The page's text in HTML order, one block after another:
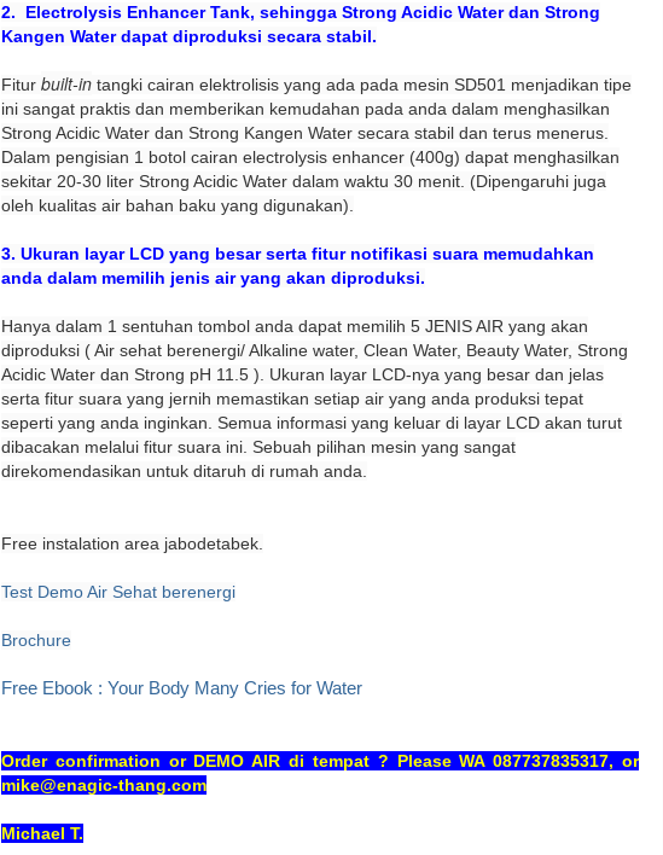
2.
Electrolysis Enhancer Tank, sehingga Strong Acidic Water dan Strong
Kangen Water dapat diproduksi secara stabil.
Fitur built-in tangki cairan elektrolisis yang ada pada mesin SD501 menjadikan tipe
ini sangat praktis dan memberikan kemudahan pada anda dalam menghasilkan
Strong Acidic Water dan Strong Kangen Water secara stabil dan terus menerus.
Dalam pengisian 1 botol cairan electrolysis enhancer (400g) dapat menghasilkan
sekitar 20-30 liter Strong Acidic Water dalam waktu 30 menit. (Dipengaruhi juga
oleh kualitas air bahan baku yang digunakan).
3. Ukuran layar LCD yang besar serta fitur notifikasi suara memudahkan
anda dalam memilih jenis air yang akan diproduksi.
Hanya dalam 1 sentuhan tombol anda dapat memilih 5 JENIS AIR yang akan
diproduksi ( Air sehat berenergi/ Alkaline water, Clean Water, Beauty Water, Strong
Acidic Water dan Strong pH 11.5 ). Ukuran layar LCD-nya yang besar dan jelas
serta fitur suara yang jernih memastikan setiap air yang anda produksi tepat
seperti yang anda inginkan. Semua informasi yang keluar di layar LCD akan turut
dibacakan melalui fitur suara ini. Sebuah pilihan mesin yang sangat
direkomendasikan untuk ditaruh di rumah anda.
Free instalation area jabodetabek.
Test Demo Air Sehat berenergi
Brochure
Free Ebook : Your Body Many Cries for Water
Order confirmation or DEMO AIR di tempat ? Please WA 087737835317, or
mike@enagic-thang.com
Michael T.